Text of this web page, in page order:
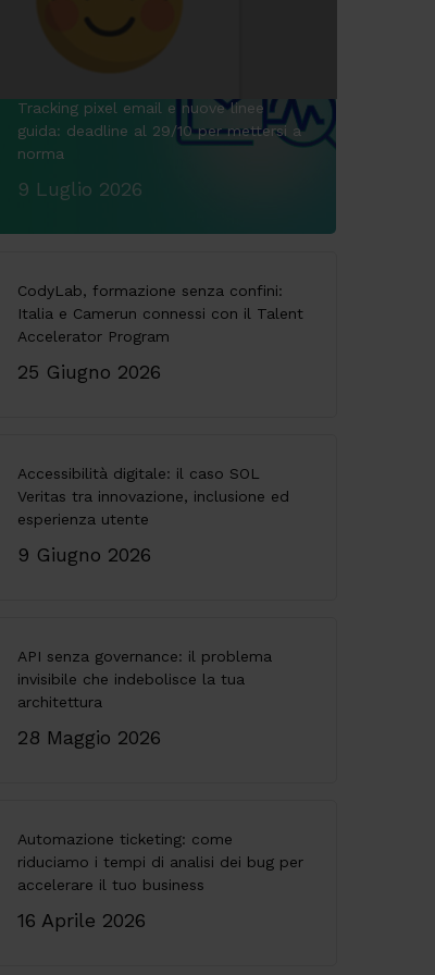
Tracking pixel email e nuove linee
guida: deadline al 29/10 per mettersi a
norma
9 Luglio 2026
CodyLab, formazione senza confini:
Italia e Camerun connessi con il Talent
Accelerator Program
25 Giugno 2026
Accessibilità digitale: il caso SOL
Veritas tra innovazione, inclusione ed
esperienza utente
9 Giugno 2026
API senza governance: il problema
invisibile che indebolisce la tua
architettura
28 Maggio 2026
Automazione ticketing: come
riduciamo i tempi di analisi dei bug per
accelerare il tuo business
16 Aprile 2026